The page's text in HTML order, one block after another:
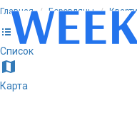
Главная Боровляны
list
Список
map
Карта